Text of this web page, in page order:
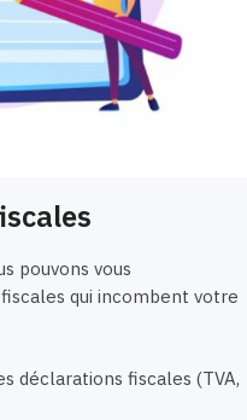
pouvons vous
qui incombent votre
déclarations fiscales (TVA,